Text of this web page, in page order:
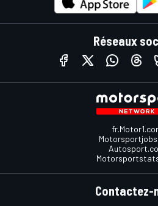
Réseaux
Contactez-